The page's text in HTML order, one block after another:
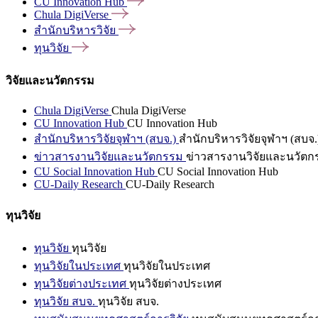
Chula DigiVerse
สำนักบริหารวิจัย
ทุนวิจัย
วิจัยและนวัตกรรม
Chula DigiVerse Chula DigiVerse
CU Innovation Hub CU Innovation Hub
สำนักบริหารวิจัยจุฬาฯ (สบจ.) สำนักบริหารวิจัยจุฬาฯ (สบจ
ข่าวสารงานวิจัยและนวัตกรรม ข่าวสารงานวิจัยและนวัตก
CU Social Innovation Hub CU Social Innovation Hub
CU-Daily Research CU-Daily Research
ทุนวิจัย
ทุนวิจัย ทุนวิจัย
ทุนวิจัยในประเทศ ทุนวิจัยในประเทศ
ทุนวิจัยต่างประเทศ ทุนวิจัยต่างประเทศ
ทุนวิจัย สบจ. ทุนวิจัย สบจ.